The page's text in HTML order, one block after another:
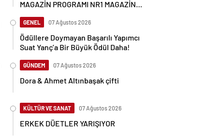
MAGAZİN PROGRAMI NR1 MAGAZİN
GENEL 07 Ağustos 2026
Ödüllere Doymayan Başarılı Yapımcı
Suat Yanç’a Bir Büyük Ödül Daha!
GÜNDEM 07 Ağustos 2026
Dora & Ahmet Altınbaşak çifti
KÜLTÜR VE SANAT 07 Ağustos 2026
ERKEK DÜETLER YARIŞIYOR